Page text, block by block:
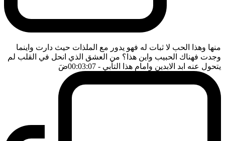
منها وهذا الحب لا ثبات له فهو يدور مع الملذات حيث دارت واينما
وجدت فهناك الحبيب واين هذا؟ من العشق الذي انحل في القلب لم
يتحول عنه ابد الابدين وامام هذا التأبي - 00:03:07 ضَ